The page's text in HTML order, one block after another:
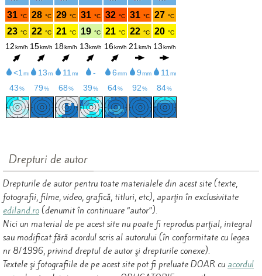
Drepturi de autor
Drepturile de autor pentru toate materialele din acest site (texte,
fotografii, filme, video, grafică, titluri, etc), aparţin în exclusivitate
ediland.ro (denumit în continuare “autor”).
Nici un material de pe acest site nu poate fi reprodus parţial, integral
sau modificat fără acordul scris al autorului (în conformitate cu legea
nr 8/1996, privind dreptul de autor şi drepturile conexe).
Textele şi fotografiile de pe acest site pot fi preluate DOAR cu acordul